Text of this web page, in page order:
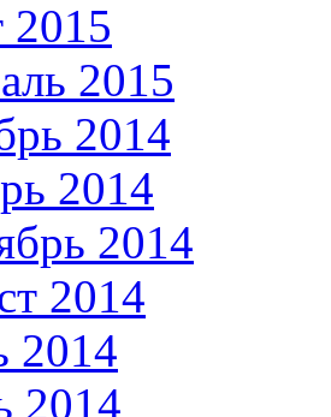
2015
2014
2014
2014
2014
2014
2014